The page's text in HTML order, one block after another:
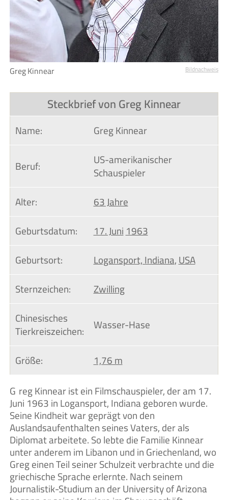
Greg Kinnear Bildnachweis
Steckbrief von Greg Kinnear
Name:
Greg Kinnear
Beruf:
US-amerikanischer
Schauspieler
Alter:
63 Jahre
Geburtsdatum:
17. Juni1963
Geburtsort:
Logansport, Indiana,USA
Sternzeichen:
Zwilling
Chinesisches
Tierkreiszeichen: Wasser-Hase
Größe:
1,76 m
Greg Kinnear ist ein Filmschauspieler, der am 17.
Juni 1963 in Logansport, Indiana geboren wurde.
Seine Kindheit war geprägt von den
Auslandsaufenthalten seines Vaters, der als
Diplomat arbeitete. So lebte die Familie Kinnear
unter anderem im Libanon und in Griechenland, wo
Greg einen Teil seiner Schulzeit verbrachte und die
griechische Sprache erlernte. Nach seinem
Journalistik-Studium an der University of Arizona